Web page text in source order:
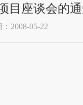
目座谈会的
2008-05-22